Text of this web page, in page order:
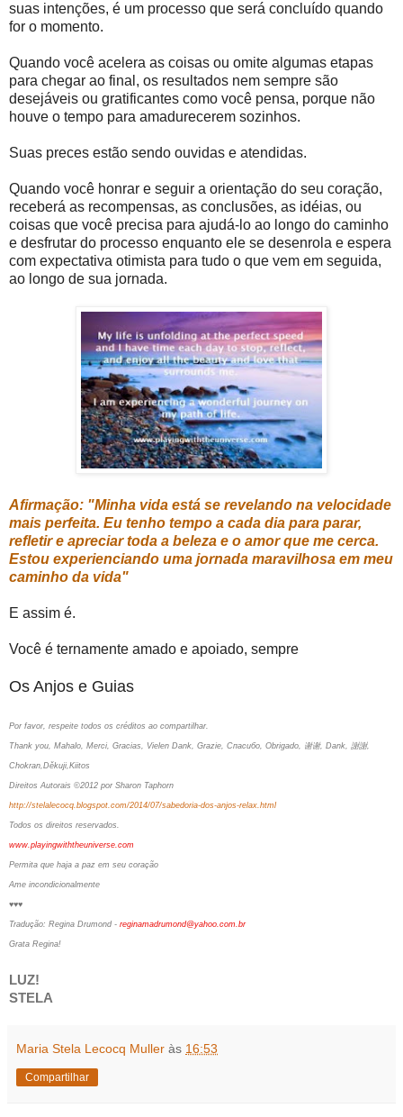
suas intenções, é um processo que será concluído quando
for o momento.
Quando você acelera as coisas ou omite algumas etapas
para chegar ao final, os resultados nem sempre são
desejáveis ou gratificantes como você pensa, porque não
houve o tempo para amadurecerem sozinhos.
Suas preces estão sendo ouvidas e atendidas.
Quando você honrar e seguir a orientação do seu coração,
receberá as recompensas, as conclusões, as idéias, ou
coisas que você precisa para ajudá-lo ao longo do caminho
e desfrutar do processo enquanto ele se desenrola e espera
com expectativa otimista para tudo o que vem em seguida,
ao longo de sua jornada.
Afirmação: "Minha vida está se revelando na velocidade
mais perfeita. Eu tenho tempo a cada dia para parar,
refletir e apreciar toda a beleza e o amor que me cerca.
Estou experienciando uma jornada maravilhosa em meu
caminho da vida"
E assim é.
Você é ternamente amado e apoiado, sempre
Os Anjos e Guias
Por favor, respeite todos os créditos ao compartilhar.
Thank you, Mahalo, Merci, Gracias, Vielen Dank, Grazie, Спасибо, Obrigado, 谢谢, Dank, 謝謝,
Chokran,Děkuji,Kiitos
Direitos Autorais ©2012 por Sharon Taphorn
http://stelalecocq.blogspot.com/2014/07/sabedoria-dos-anjos-relax.html
Todos os direitos reservados.
www.playingwiththeuniverse.com
Permita que haja a paz em seu coração
Ame incondicionalmente
♥♥♥
Tradução: Regina Drumond - reginamadrumond@yahoo.com.br
Grata Regina!
LUZ!
STELA
Maria Stela Lecocq Muller às 16:53
Compartilhar